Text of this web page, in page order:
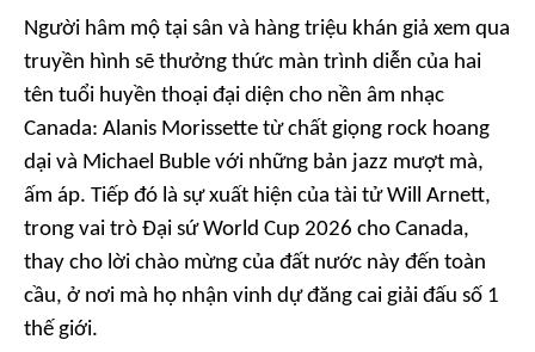
Người hâm mộ tại sân và hàng triệu khán giả xem qua
truyền hình sẽ thưởng thức màn trình diễn của hai
tên tuổi huyền thoại đại diện cho nền âm nhạc
Canada: Alanis Morissette từ chất giọng rock hoang
dại và Michael Buble với những bản jazz mượt mà,
ấm áp. Tiếp đó là sự xuất hiện của tài tử Will Arnett,
trong vai trò Đại sứ World Cup 2026 cho Canada,
thay cho lời chào mừng của đất nước này đến toàn
cầu, ở nơi mà họ nhận vinh dự đăng cai giải đấu số 1
thế giới.